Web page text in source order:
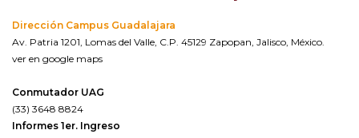
Dirección Campus Guadalajara
Av. Patria 1201, Lomas del Valle, C.P. 45129 Zapopan, Jalisco, México.
ver en google maps
Conmutador UAG
(33) 3648 8824
Informes 1er. Ingreso